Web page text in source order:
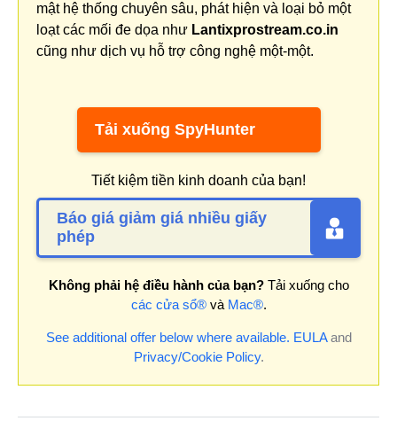
mật hệ thống chuyên sâu, phát hiện và loại bỏ một
loạt các mối đe dọa như Lantixprostream.co.in
cũng như dịch vụ hỗ trợ công nghệ một-một.
Tải xuống SpyHunter
Tiết kiệm tiền kinh doanh của bạn!
Báo giá giảm giá nhiều giấy
phép
Không phải hệ điều hành của bạn?Tải xuống cho
các cửa sổ®và Mac®.
See additional offer below where available. EULAand
Privacy/Cookie Policy.